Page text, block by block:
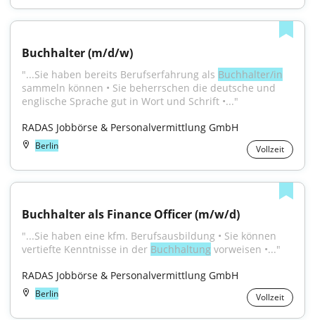
Buchhalter (m/d/w)
"...Sie haben bereits Berufserfahrung als Buchhalter/in
sammeln können • Sie beherrschen die deutsche und
englische Sprache gut in Wort und Schrift •..."
RADAS Jobbörse & Personalvermittlung GmbH
Berlin Vollzeit
Buchhalter als Finance Officer (m/w/d)
"...Sie haben eine kfm. Berufsausbildung • Sie können
vertiefte Kenntnisse in der Buchhaltung vorweisen •..."
RADAS Jobbörse & Personalvermittlung GmbH
Berlin Vollzeit